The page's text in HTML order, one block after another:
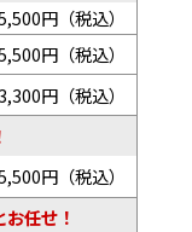
円（税込）
円（税込）
円（税込）
円（税込）
任せ！